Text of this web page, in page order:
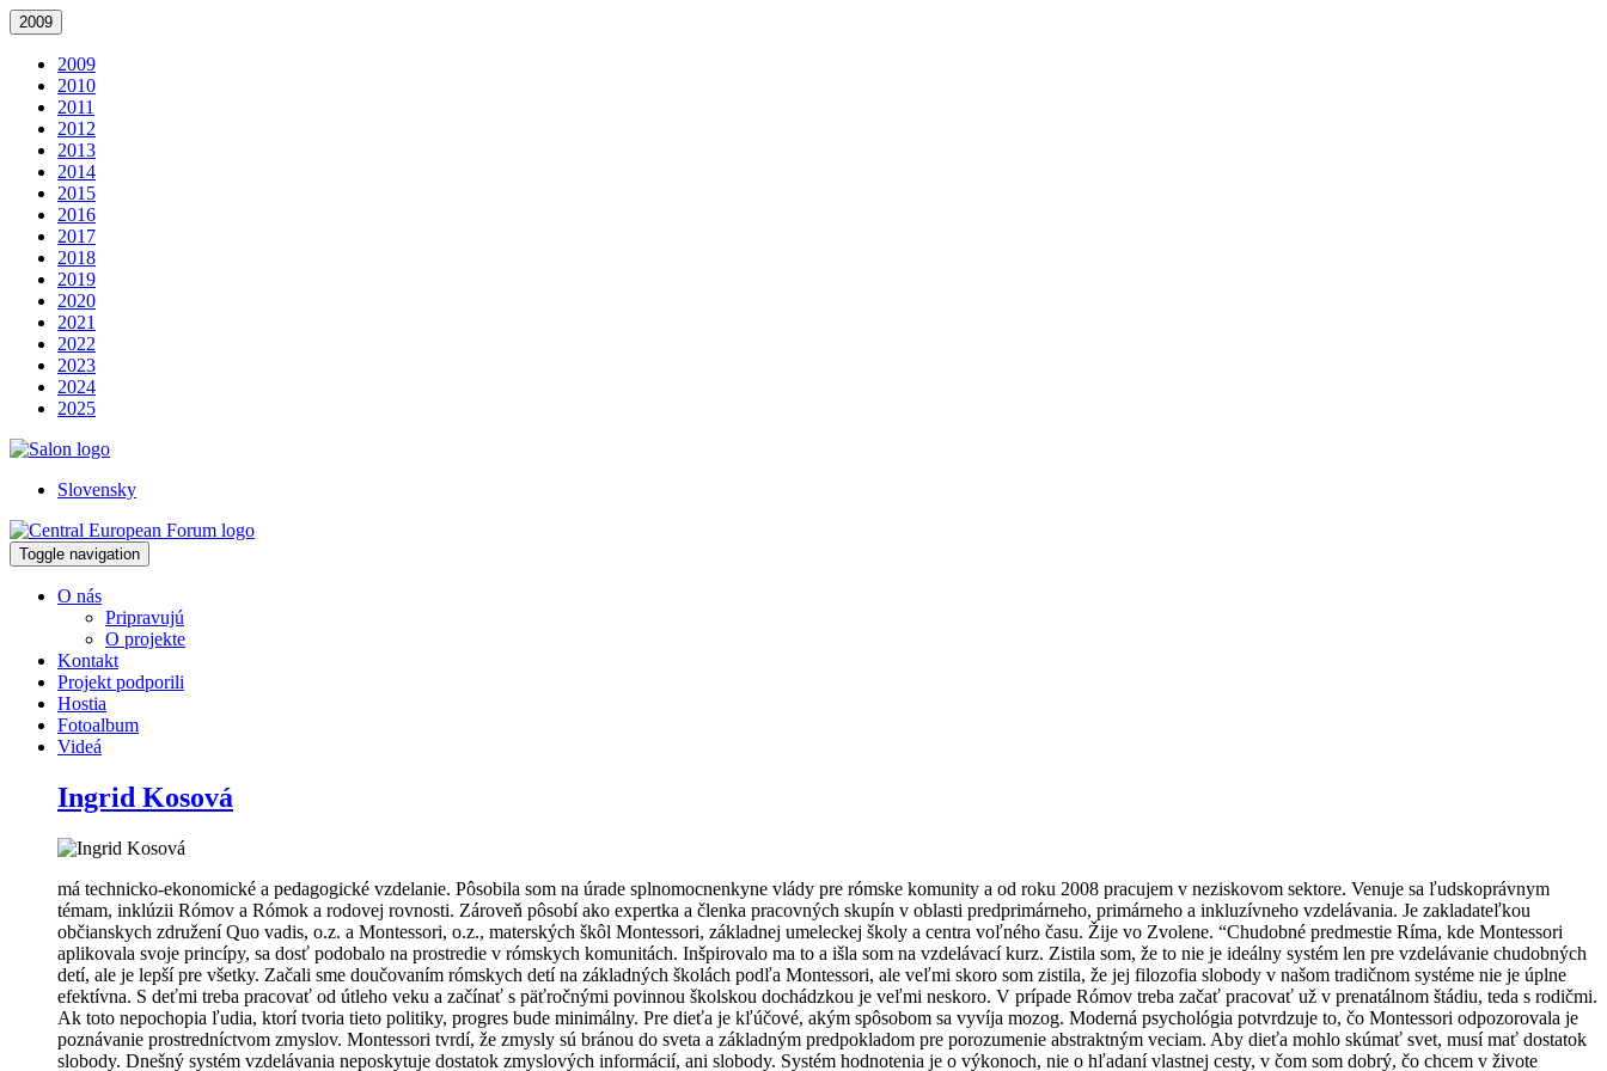
2009
2009
2010
2011
2012
2013
2014
2015
2016
2017
2018
2019
2020
2021
2022
2023
2024
2025
Slovensky
Toggle navigation
O nás
Pripravujú
O projekte
Kontakt
Projekt podporili
Hostia
Fotoalbum
Videá
Ingrid Kosová
má technicko-ekonomické a pedagogické vzdelanie. Pôsobila som na úrade splnomocnenkyne vlády pre rómske komunity a od roku 2008 pracujem v neziskovom sektore. Venuje sa ľudskoprávnym
témam, inklúzii Rómov a Rómok a rodovej rovnosti. Zároveň pôsobí ako expertka a členka pracovných skupín v oblasti predprimárneho, primárneho a inkluzívneho vzdelávania. Je zakladateľkou
občianskych združení Quo vadis, o.z. a Montessori, o.z., materských škôl Montessori, základnej umeleckej školy a centra voľného času. Žije vo Zvolene. “Chudobné predmestie Ríma, kde Montessori
aplikovala svoje princípy, sa dosť podobalo na prostredie v rómskych komunitách. Inšpirovalo ma to a išla som na vzdelávací kurz. Zistila som, že to nie je ideálny systém len pre vzdelávanie chudobných
detí, ale je lepší pre všetky. Začali sme doučovaním rómskych detí na základných školách podľa Montessori, ale veľmi skoro som zistila, že jej filozofia slobody v našom tradičnom systéme nie je úplne
efektívna. S deťmi treba pracovať od útleho veku a začínať s päťročnými povinnou školskou dochádzkou je veľmi neskoro. V prípade Rómov treba začať pracovať už v prenatálnom štádiu, teda s rodičmi.
Ak toto nepochopia ľudia, ktorí tvoria tieto politiky, progres bude minimálny. Pre dieťa je kľúčové, akým spôsobom sa vyvíja mozog. Moderná psychológia potvrdzuje to, čo Montessori odpozorovala je
poznávanie prostredníctvom zmyslov. Montessori tvrdí, že zmysly sú bránou do sveta a základným predpokladom pre porozumenie abstraktným veciam. Aby dieťa mohlo skúmať svet, musí mať dostatok
slobody. Dnešný systém vzdelávania neposkytuje dostatok zmyslových informácií, ani slobody. Systém hodnotenia je o výkonoch, nie o hľadaní vlastnej cesty, v čom som dobrý, čo chcem v živote